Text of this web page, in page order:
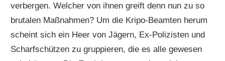
verbergen. Welcher von ihnen greift denn nun zu so
brutalen Maßnahmen? Um die Kripo-Beamten herum
scheint sich ein Heer von Jägern, Ex-Polizisten und
Scharfschützen zu gruppieren, die es alle gewesen